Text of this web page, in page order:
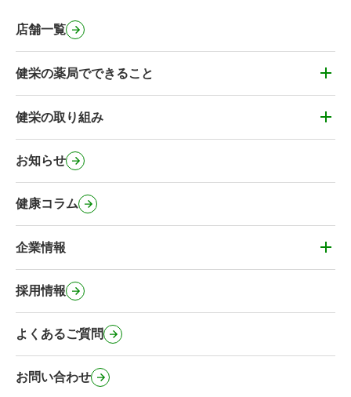
店舗一覧
健栄の薬局でできること
かかりつけ薬剤師・健康&お薬相談
薬剤師の在宅訪問
処方箋事前送信サービス
オンライン服薬指導・電子サービス
健栄の取り組み
健栄のカフェ
健栄のコミュニティ施設
健栄の社会に対する取り組み
お知らせ
健康コラム
企業情報
事業内容・健栄の特徴
会社概要・沿革
行動計画
採用情報
よくあるご質問
お問い合わせ